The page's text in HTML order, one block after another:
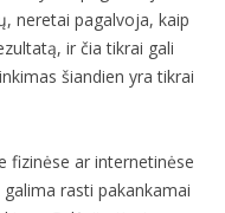
neretai pagalvoja, kaip
ir čia tikrai gali
šiandien yra tikrai
fizinėse ar internetinėse
rasti pakankamai